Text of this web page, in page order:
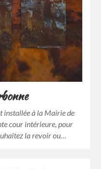
installée à la Mairie de
cour intérieure, pour
la revoir ou…